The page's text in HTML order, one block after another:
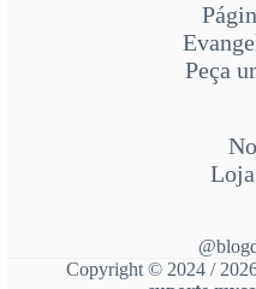
Peça
Copyright © 2024 /